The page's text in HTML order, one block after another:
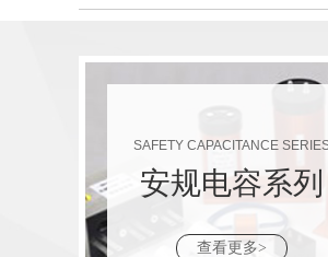
SAFETY CAPACITANCE
安规电容系列
查看更多>